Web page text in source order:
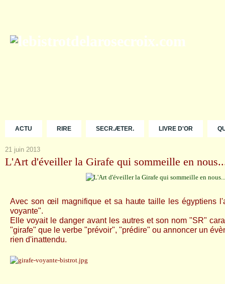
ACTU RIRE SECR.ÆTER. LIVRE D'OR
21 juin 2013
L'Art d'éveiller la Girafe qui sommeille en
Avec son œil magnifique et sa haute taille les égyptiens
voyante".
Elle voyait le danger avant les autres et son nom "SR"
"girafe" que le verbe "prévoir", "prédire" ou annoncer un
rien d'inattendu.